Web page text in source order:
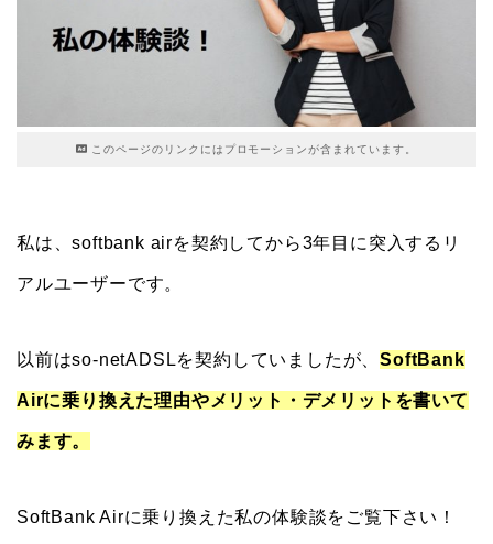
このページのリンクにはプロモーションが含まれています。
私は、softbank airを契約してから3年目に突入するリ
アルユーザーです。
以前はso-netADSLを契約していましたが、SoftBank
Airに乗り換えた理由やメリット・デメリットを書いて
みます。
SoftBank Airに乗り換えた私の体験談をご覧下さい！